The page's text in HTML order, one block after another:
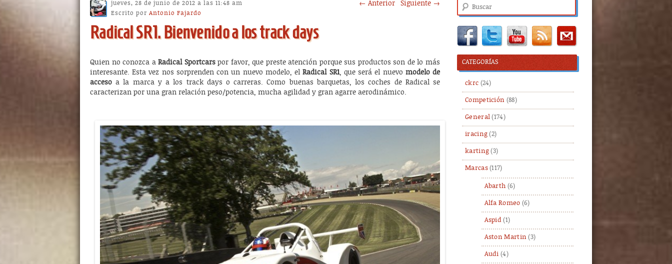
← Anterior Siguiente →
Radical SR1. Bienvenido a los track days
jueves, 28 de junio de 2012 a las 11:48 am
Escrito por Antonio Fajardo
Quien no conozca aRadical Sportcarspor favor, que preste atención porque sus productos son de lo más
interesante. Esta vez nos sorprenden con un nuevo modelo, elRadical SR1, que será el nuevo modelo de
acceso a la marca y a los track days o carreras. Como buenas barquetas, los coches de Radical se
caracterizan por una gran relación peso/potencia, mucha agilidad y gran agarre aerodinámico.
Buscar
CATEGORÍAS
ckrc (24)
Competición (88)
General (174)
iracing (2)
karting (3)
Marcas(117)
Abarth (6)
Alfa Romeo (6)
Aspid (1)
Aston Martin (3)
Audi (4)